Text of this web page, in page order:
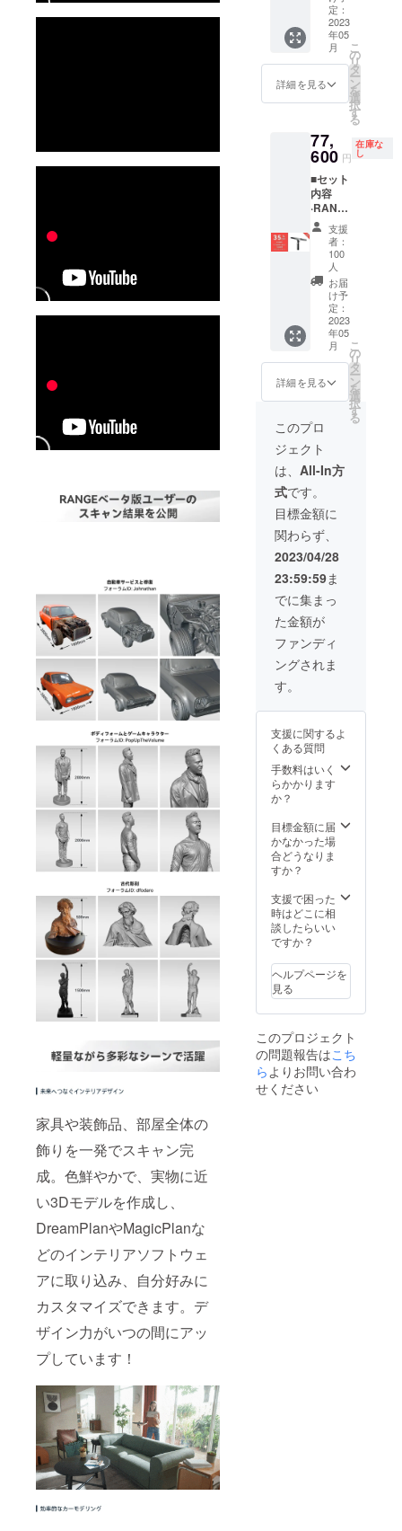
家具や装飾品、部屋全体の
飾りを一発でスキャン完
成。色鮮やかで、実物に近
い3Dモデルを作成し、
DreamPlanやMagicPlanな
どのインテリアソフトウェ
アに取り込み、自分好みに
カスタマイズできます。デ
ザイン力がいつの間にアッ
プしています！
検査証
明書x1 ·
バッテ
リーハ
x1 ·三脚
スタン
ドx1 ·2-
USB
ケーブ
ルx1 ·
マー
カーx1 ·
粘着
タック
x1 ·吸光
シート
x1
ンホル
ダーx1 ·
クイッ
クリ
リース
キット
·Type-C
ターx1
·USB
ル
（Micro
-B to
Type-
A）x1 ·
検査証
明書x1 ·
バッテ
リーハ
ンドル
x1 ·三脚
スタン
ドx1 ·2-
USB
ケーブ
マー
カーx1 ·
粘着
タック
シート
x1
定：
2023
年05
月
詳細を見る
こ
の
リ
タ
ー
ン
を
選
択
す
る
77,
600 円
在庫な
し
■セット
内容
·RANG
E 3Dス
キャ
ナーx1
■付属品
·スマー
トフォ
ンホル
ダーx1 ·
クイッ
クリ
リース
キット
·Type-C
アダプ
·USB
ケーブ
（Micro
-B to
Type-
A）x1 ·
検査証
バッテ
リーハ
ンドル
x1 ·三脚
スタン
ドx1 ·2-
in-1
ルx1 ·
マー
カーx1 ·
粘着
タック
x1 ·吸光
支援
者：
100
人
お届
け予
定：
2023
年05
月
詳細を見る
こ
の
リ
タ
ー
ン
を
選
択
す
る
このプロ
ジェクト
は、 All-In方
式です。
目標金額に
関わらず、
2023/04/28
23:59:59ま
でに集まっ
た金額が
ファンディ
ングされま
す。
支援に関するよ
くある質問
手数料はいく
らかかります
か？
目標金額に届
かなかった場
合どうなりま
すか？
支援で困った
時はどこに相
談したらいい
ですか？
ヘルプページを
見る
このプロジェクト
の問題報告はこち
らよりお問い合わ
せください